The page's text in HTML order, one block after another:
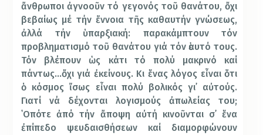
ἄνθρωποι ἀγνοοῦν τό γεγονός τοῦ θανάτου, ὄχι
βεβαίως μέ τήν ἔννοια τῆς καθαυτήν γνώσεως,
ἀλλά τήν ὑπαρξιακή: παρακάμπτουν τόν
προβληματισμό τοῦ θανάτου γιά τόν ἑαυτό τους.
Τόν βλέπουν ὡς κάτι τό πολύ μακρινό καί
πάντως…ὄχι γιά ἐκείνους. Κι ἕνας λόγος εἶναι ὅτι
ὁ κόσμος ἴσως εἶναι πολύ βολικός γι᾽ αὐτούς.
Γιατί νά δέχονται λογισμούς ἀπωλείας του;
῾Οπότε ἀπό τήν ἄποψη αὐτή κινοῦνται σ᾽ ἕνα
ἐπίπεδο ψευδαισθήσεων καί διαμορφώνουν